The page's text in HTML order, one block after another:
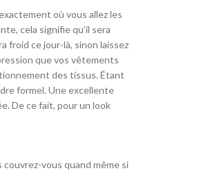
où vous allez les
cela signifie qu’il sera
froid ce jour-là, sinon laissez
que vos vêtements
des tissus. Étant
formel. Une excellente
De ce fait, pour un look
vous quand même si